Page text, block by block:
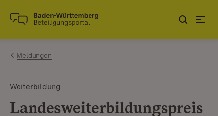
Zum Inhalt springen
Link zur Startseite
Meldungen
Weiterbildung
Landesweiterbildungspreis